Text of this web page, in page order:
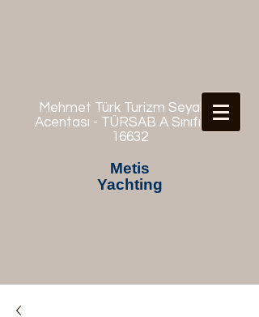
Mehmet Türk Turizm Seyahat
Acentası - TÜRSAB A Sınıfı No:
16632
Metis
Yachting